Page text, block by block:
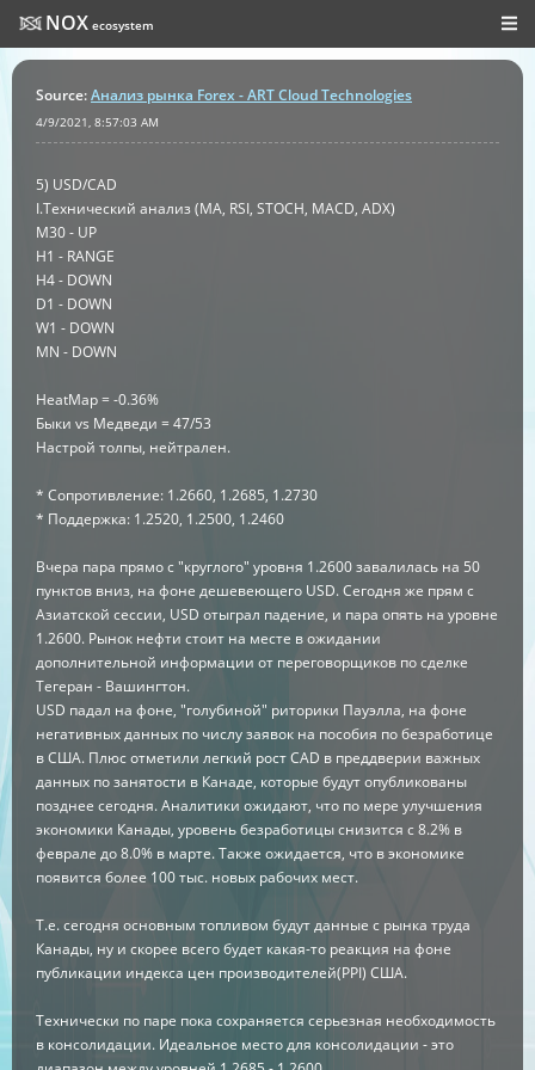
NOX ecosystem
Source:Анализ рынка Forex - ART Cloud Technologies
4/9/2021, 8:57:03 AM
5) USD/CAD
I.Технический анализ (MA, RSI, STOCH, MACD, ADX)
M30 - UP
H1 - RANGE
H4 - DOWN
D1 - DOWN
W1 - DOWN
MN - DOWN
HeatMap = -0.36%
Быки vs Медведи = 47/53
Настрой толпы, нейтрален.
* Сопротивление: 1.2660, 1.2685, 1.2730
* Поддержка: 1.2520, 1.2500, 1.2460
Вчера пара прямо с "круглого" уровня 1.2600 завалилась на 50
пунктов вниз, на фоне дешевеющего USD. Сегодня же прям с
Азиатской сессии, USD отыграл падение, и пара опять на уровне
1.2600. Рынок нефти стоит на месте в ожидании
дополнительной информации от переговорщиков по сделке
Тегеран - Вашингтон.
USD падал на фоне, "голубиной" риторики Пауэлла, на фоне
негативных данных по числу заявок на пособия по безработице
в США. Плюс отметили легкий рост CAD в преддверии важных
данных по занятости в Канаде, которые будут опубликованы
позднее сегодня. Аналитики ожидают, что по мере улучшения
экономики Канады, уровень безработицы снизится с 8.2% в
феврале до 8.0% в марте. Также ожидается, что в экономике
появится более 100 тыс. новых рабочих мест.
Т.е. сегодня основным топливом будут данные с рынка труда
Канады, ну и скорее всего будет какая-то реакция на фоне
публикации индекса цен производителей(PPI) США.
Технически по паре пока сохраняется серьезная необходимость
в консолидации. Идеальное место для консолидации - это